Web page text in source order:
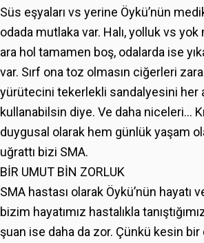
Süs eşyaları vs yerine Öykü’nün
odada mutlaka var. Halı, yolluk vs
ara hol tamamen boş, odalarda ise
var. Sırf ona toz olmasın ciğerleri
yürütecini tekerlekli sandalyesini her
kullanabilsin diye. Ve daha niceleri…
duygusal olarak hem günlük yaşam
uğrattı bizi SMA.
BİR UMUT BİN ZORLUK
SMA hastası olarak Öykü’nün hayatı
bizim hayatımız hastalıkla
şuan ise daha da zor. Çünkü kesin